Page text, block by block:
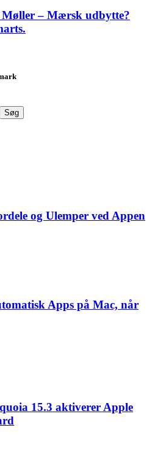
– Mærsk udbytte?
Søg
og Ulemper ved Appen
Apps på Mac, når
15.3 aktiverer Apple